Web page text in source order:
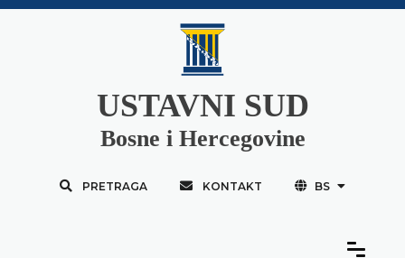
USTAVNI SUD
Bosne i Hercegovine
PRETRAGA KONTAKT BS